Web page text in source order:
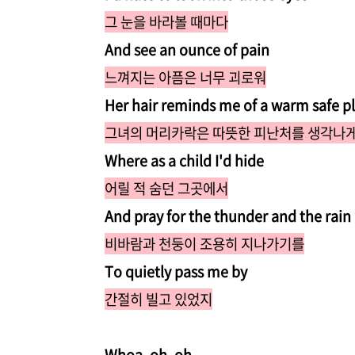
그 눈을 바라볼 때마다
And see an ounce of pain
느껴지는 아픔은 너무 괴로워
Her hair reminds me of a warm safe
그녀의 머리카락은 따뜻한 피난처를 생각나
Where as a child I'd hide
어릴 적 숨던 그곳에서
And pray for the thunder and the rain
비바람과 천둥이 조용히 지나가기를
To quietly pass me by
간절히 빌고 있었지